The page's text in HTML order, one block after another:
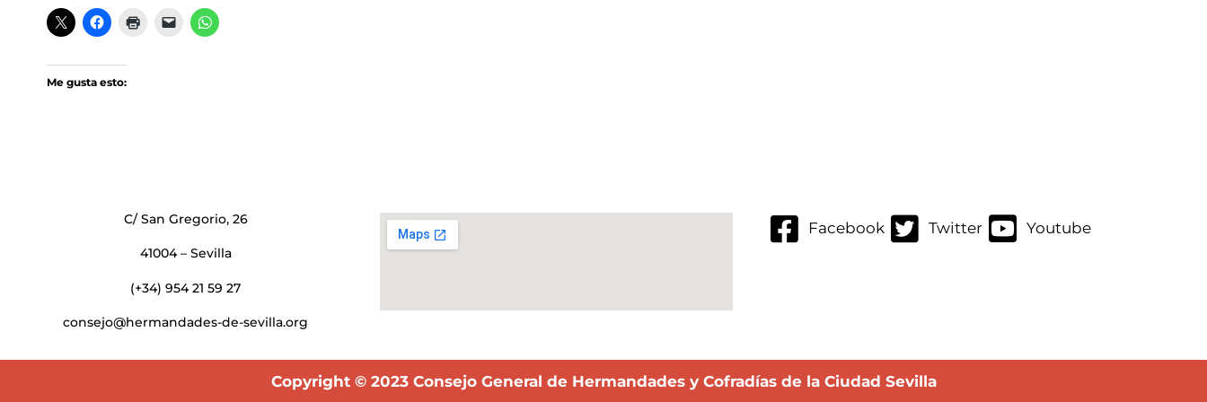
Me gusta esto:
C/ San Gregorio, 26
41004 – Sevilla
(+34) 954 21 59 27
consejo@hermandades-de-sevilla.org
Facebook Twitter Youtube
Copyright © 2023 Consejo General de Hermandades y Cofradías de la Ciudad Sevilla